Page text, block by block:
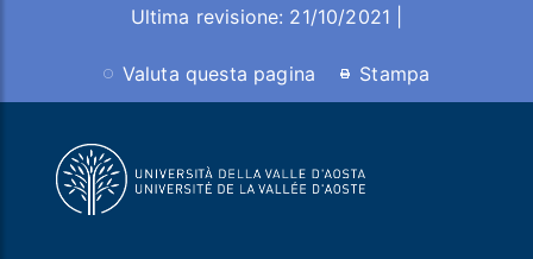
Ultima revisione: 21/10/2021 |
Valuta questa pagina Stampa